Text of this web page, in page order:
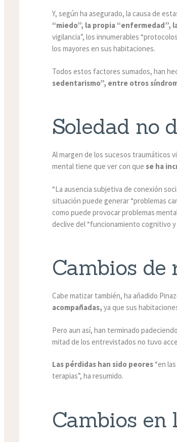
Y, según ha asegurado, la causa de
“miedo”, la propia “enfermedad”,
vigilancia”, los innumerables
los mayores en sus habitaciones.
Todos estos factores sumados, han
sedentarismo”, entre otros
Soledad no
Al margen de los sucesos traumáticos
mental tiene que ver con que se ha
“La ausencia subjetiva de conexión
situación puede generar “problemas
como puede provocar problemas
declive del “funcionamiento cognitivo y
Cambios de
Cabe matizar también, ha añadido
acompañadas, ya que sus
Pero aun así, han terminado
mitad de los entrevistados no tuvo
Las pérdidas han sido peores “en
terapias”, ha resumido.
Cambios en